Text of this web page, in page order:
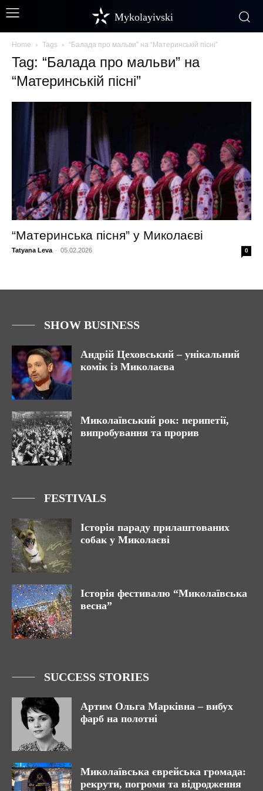
Mykolayivski
Home Tags “Балада про мальви” на “Материнській пісні”
Tag: “Балада про мальви” на
“Материнській пісні”
“Материнська пісня” у Миколаєві
Tatyana Leva - 05.02.2026 0
SHOW BUSINESS
Андрій Цеховський – унікальний
комік із Миколаєва
Миколаївський рок: перипетії,
випробування та прорив
FESTIVALS
Історія параду прилаштованих
собак у Миколаєві
Історія фестивалю “Миколаївська
весна”
SUCCESS STORIES
Артим Ольга Марківна – вибух
фарб на полотні
Миколаївська єврейська громада:
рекрути, погроми та відродження